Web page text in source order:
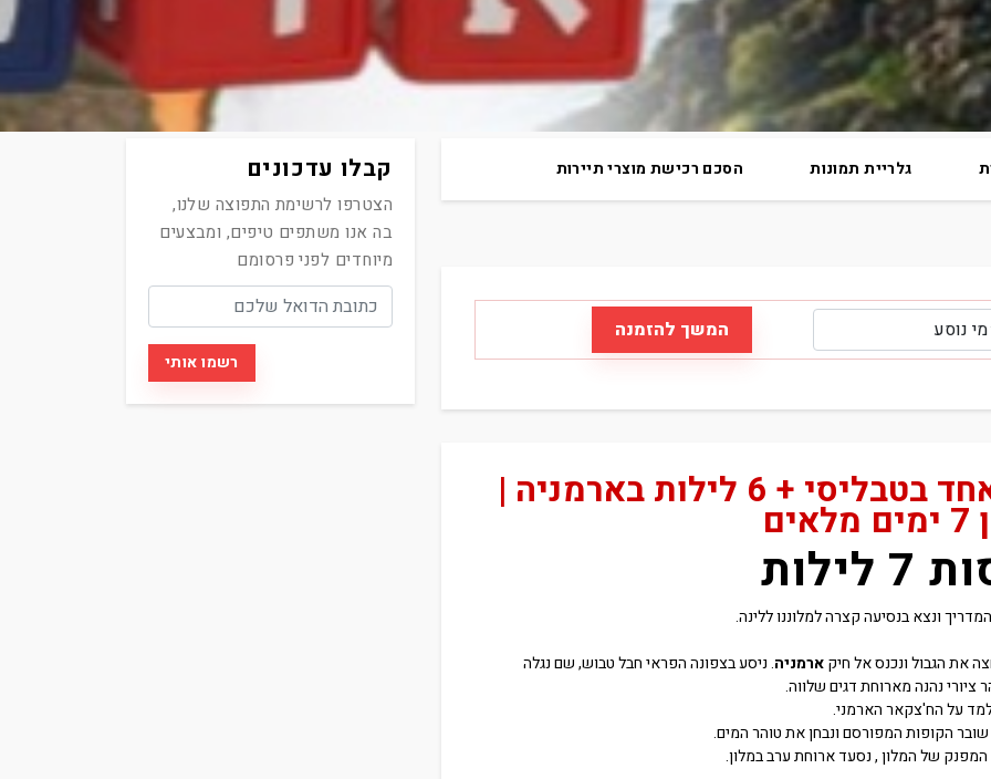
גלריית תמונות הסכם רכישת מוצרי תיירות
המשך להזמנה
טיסות ישראייר | לילה אחד בטבליסי + 6 לילות בארמניה |
ונצא בנסיעה קצרה למלוננו ללינה.
את הגבול ונכנס אל חיקארמניה. ניסע בצפונה הפראי חבל טבוש, שם נגלה
נהנה מארוחת דגים שלווה.
על הח'צקאר הארמני.
הקופות המפורסם ונבחן את טוהר המים.
המפנק של המלון , נסעד ארוחת ערב במלון.
קבלו עדכונים
הצטרפו לרשימת התפוצה שלנו,
בה אנו משתפים טיפים, ומבצעים
מיוחדים לפני פרסומם
רשמו אותי